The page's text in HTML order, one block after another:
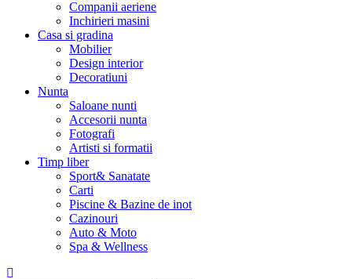
Companii aeriene
Inchirieri masini
Casa si gradina
Mobilier
Design interior
Decoratiuni
Nunta
Saloane nunti
Accesorii nunta
Fotografi
Artisti si formatii
Timp liber
Sport& Sanatate
Carti
Piscine & Bazine de inot
Cazinouri
Auto & Moto
Spa & Wellness